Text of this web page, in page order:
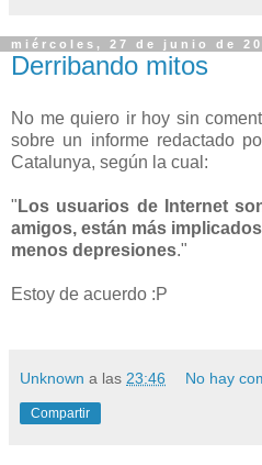
miércoles, 27 de junio de
Derribando mitos
No me quiero ir hoy sin
sobre un informe redactado
Catalunya, según la cual:
" Los usuarios de Internet
amigos, están más
menos depresiones."
Estoy de acuerdo :P
Unknown a las 23:46 No hay
Compartir